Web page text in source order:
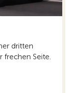
dritten
frechen Seite.